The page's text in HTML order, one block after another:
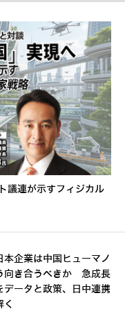
議連が示すフィジカル
本企業は中国ヒューマノ
向き合うべきか 急成長
データと政策、日中連携
く